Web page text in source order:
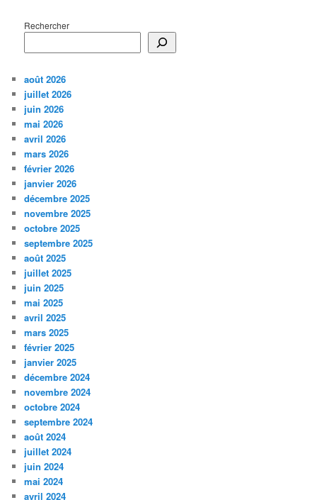
Rechercher
août 2026
juillet 2026
juin 2026
mai 2026
avril 2026
mars 2026
février 2026
janvier 2026
décembre 2025
novembre 2025
octobre 2025
septembre 2025
août 2025
juillet 2025
juin 2025
mai 2025
avril 2025
mars 2025
février 2025
janvier 2025
décembre 2024
novembre 2024
octobre 2024
septembre 2024
août 2024
juillet 2024
juin 2024
mai 2024
avril 2024